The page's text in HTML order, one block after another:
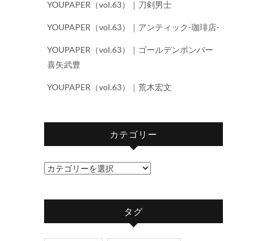
YOUPAPER（vol.63）｜刀剣男士
YOUPAPER（vol.63）｜アンティック-珈琲店-
YOUPAPER（vol.63）｜ゴールデンボンバー
喜矢武豊
YOUPAPER（vol.63）｜荒木宏文
カテゴリー
カ
ゴ
タグ